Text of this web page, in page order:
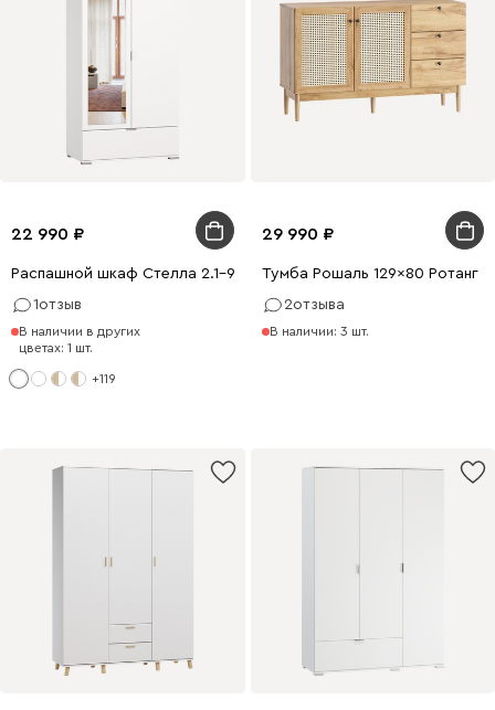
22 990
Распашной шкаф Стелла 2.1-90x200 Белый с зеркалом
1отзыв
В наличии в других
цветах: 1 шт.
+119
29 990
Тумба Рошаль 129x80 Ротанг
2отзыва
В наличии: 3 шт.